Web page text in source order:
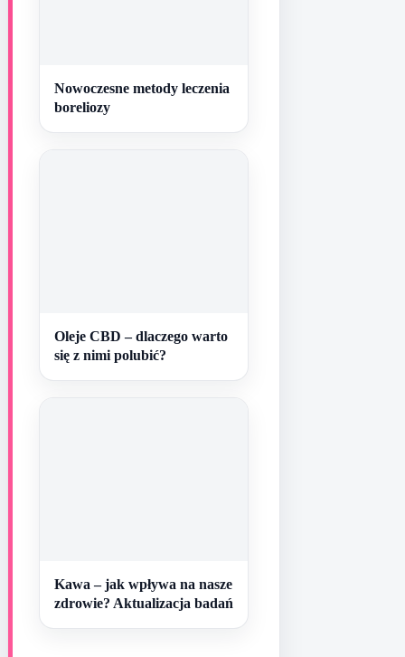
Nowoczesne metody leczenia
boreliozy
Oleje CBD – dlaczego warto
się z nimi polubić?
Kawa – jak wpływa na nasze
zdrowie? Aktualizacja badań